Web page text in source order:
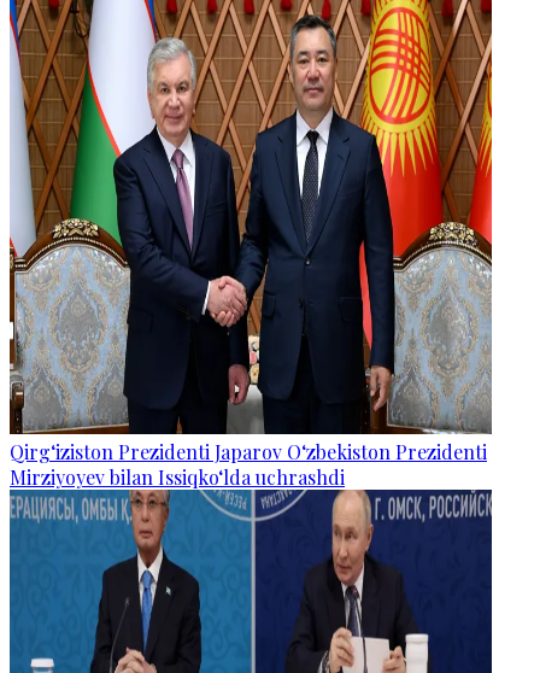
Qirg‘iziston Prezidenti Japarov O‘zbekiston Prezidenti
Mirziyoyev bilan Issiqko‘lda uchrashdi